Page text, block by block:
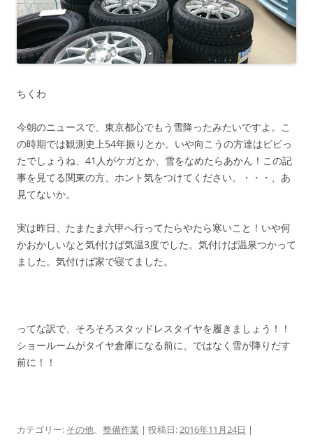
ちくわ
今朝のニュースで、東京都心でもう雪降ったみたいですよ。こ
の時期では観測史上54年振りとか。いや向こうの方達はビビっ
たでしょうね、41人がケガとか、雪をなめたらあかん！この記
事を見てる関東の方、ホント気をつけてください。・・・、あ
見てないか。
実は昨日、たまたま六甲へ行ってたらやたら寒いこと！いや何
かおかしいなと気付けば気温3度でした。気付けば温泉つかって
ました。気付けば家で寝てました。
ってな訳で、そろそろスタッドレスタイヤを履きましょう！！
ショールームがタイヤ倉庫になる前に、ではなく雪が降りだす
前に！！
カテゴリー: その他、 整備作業 | 投稿日:2016年11月24日 |